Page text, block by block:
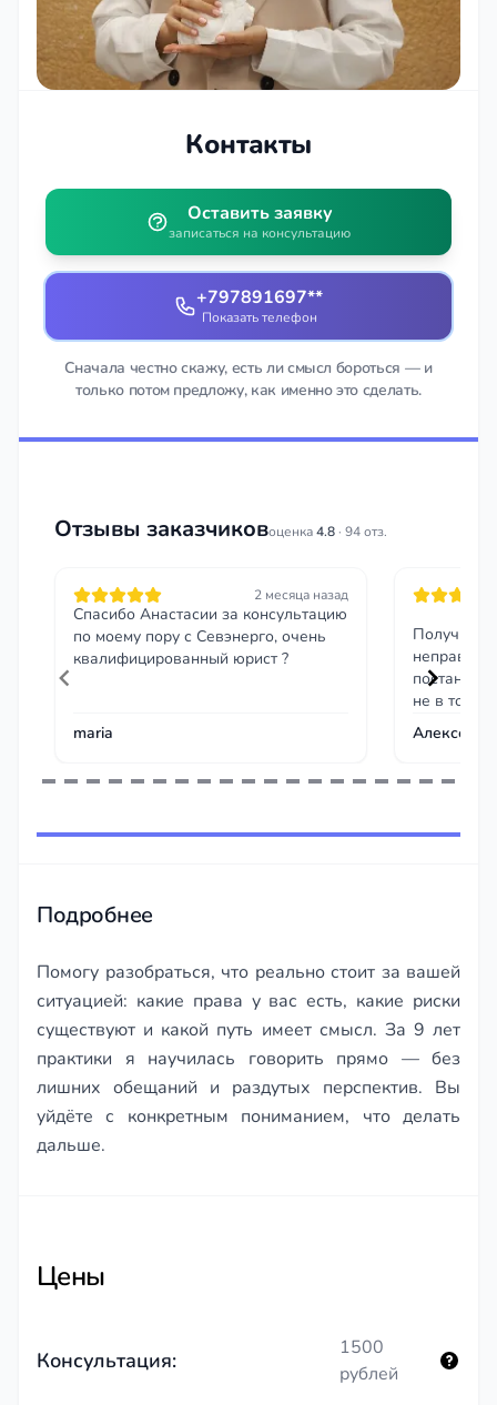
Контакты
Оставить заявку
записаться на консультацию
+797891697**
Показать телефон
Сначала честно скажу, есть ли смысл бороться — и
только потом предложу, как именно это сделать.
Отзывы заказчиковоценка4.8 · 94 отз.
2 месяца назад
Спасибо Анастасии за консультацию
по моему пору с Севэнерго, очень
квалифицированный юрист ?
maria
Получил
не в том
помог
скриншот
отменили
правоту
Алексей Б.
1
Подробнее
Помогу разобраться, что реально стоит за вашей
ситуацией: какие права у вас есть, какие риски
существуют и какой путь имеет смысл. За 9 лет
практики я научилась говорить прямо — без
лишних обещаний и раздутых перспектив. Вы
уйдёте с конкретным пониманием, что делать
дальше.
Цены
Консультация:
1500
рублей